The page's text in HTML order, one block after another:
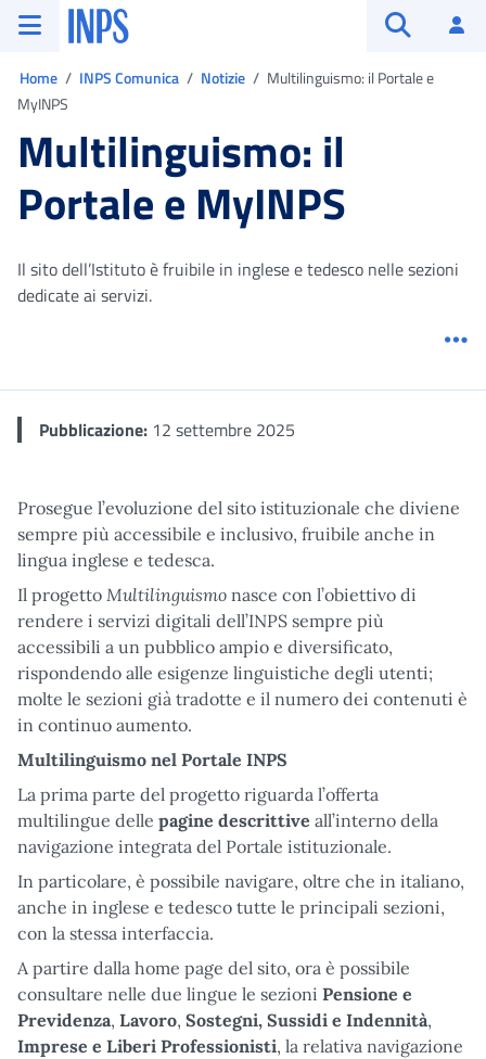
Vai al menu principale
Vai al contenuto principale
Vai al pie' di pagina
INPS ()
Home INPS Comunica Notizie
Multilinguismo: il Portale e
MyINPS
Multilinguismo: il
Portale e MyINPS
Il sito dell’Istituto è fruibile in inglese e tedesco nelle sezioni
dedicate ai servizi.
Pubblicazione: 12 settembre 2025
Prosegue l’evoluzione del sito istituzionale che diviene
sempre più accessibile e inclusivo, fruibile anche in
lingua inglese e tedesca.
Il progetto Multilinguismo nasce con l’obiettivo di
rendere i servizi digitali dell’INPS sempre più
accessibili a un pubblico ampio e diversificato,
rispondendo alle esigenze linguistiche degli utenti;
molte le sezioni già tradotte e il numero dei contenuti è
in continuo aumento.
Multilinguismo nel Portale INPS
La prima parte del progetto riguarda l’offerta
multilingue delle pagine descrittive all’interno della
navigazione integrata del Portale istituzionale.
In particolare, è possibile navigare, oltre che in italiano,
anche in inglese e tedesco tutte le principali sezioni,
con la stessa interfaccia.
A partire dalla home page del sito, ora è possibile
consultare nelle due lingue le sezioni Pensione e
Previdenza, Lavoro, Sostegni, Sussidi e Indennità,
Imprese e Liberi Professionisti, la relativa navigazione